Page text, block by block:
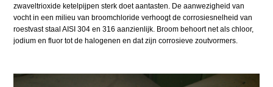
zwaveltrioxide ketelpijpen sterk doet aantasten. De aanwezigheid van
vocht in een milieu van broomchloride verhoogt de corrosiesnelheid van
roestvast staal AISI 304 en 316 aanzienlijk. Broom behoort net als chloor,
jodium en fluor tot de halogenen en dat zijn corrosieve zoutvormers.